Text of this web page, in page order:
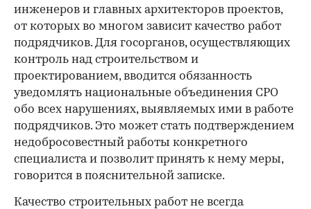
инженеров и главных архитекторов проектов,
от которых во многом зависит качество работ
подрядчиков. Для госорганов, осуществляющих
контроль над строительством и
проектированием, вводится обязанность
уведомлять национальные объединения СРО
обо всех нарушениях, выявляемых ими в работе
подрядчиков. Это может стать подтверждением
недобросовестный работы конкретного
специалиста и позволит принять к нему меры,
говорится в пояснительной записке.
Качество строительных работ не всегда